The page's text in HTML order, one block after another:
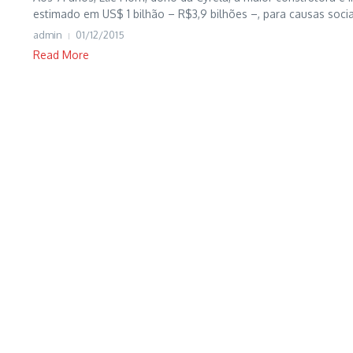
estimado em US$ 1 bilhão – R$3,9 bilhões –, para causas
admin 01/12/2015
Read More